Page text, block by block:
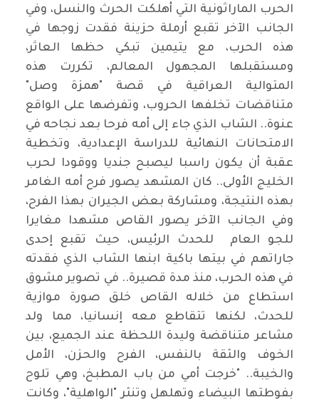
الحرب الماراثونية التي أهلكت الحرث والنسل، وفي
الجانب الآخر تقبع أرملة حزينة فقدت زوجها في
هذه الحرب، مع يتيمين تبكي حظها العاثر،
ومستقبلها المجهول المعالم، تكررت هذه
المتوالية العراقية في قصة "همزة وصل"
متناقضات تخلفها الحروب، وتفرضها على الواقع
عنوة.. الشاب الذي جاء إلى أمه فرحا بعد نجاحه في
الامتحانات النهائية للدراسة الإعدادية، وتخطية
عقبة أن يكون راسبا ليصبح جنديا ووقودا لحرب
الخليج الأولى.. كان المشهد يصور فرح أمه الغامر
بهذه النتيجة، ومشاركة بعض الجيران بهذا الفرح،
وفي الجانب الآخر يصور القاص مشهدا مغايرا
للجو العام للحدث الرئيس، حيث تقبع إحدى
جاراتهم في بيتها باكية ابنها الشاب الذي فقدته
في هذه الحرب، منذ مدة قصيرة.. في تصوير مشوق
استطاع من خلاله القاص خلق صورة موازية
للحدث، لكنها تتقاطع معه إنسانيا، مما ولد
مشاعر متناقضة وليدة اللحظة عند الجميع، بين
الخوف والثقة بالنفس، الفرح والحزن، الأمل
والخيبة.. "خرجت أمي من باب المطبخ، وهي تلوح
بفوطتها البيضاء وتهلهل وتنثر "الواهلية"، وكانت